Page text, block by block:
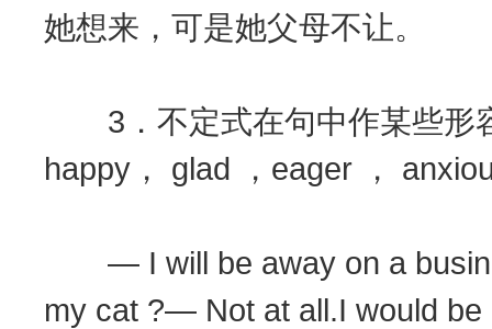
她想来，可是她父母不让。
3．不定式在句中作某些形
happy， glad ，eager ，
— I will be away on a
my cat ?— Not at all.I would